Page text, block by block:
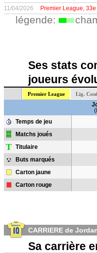
11/04/2026
Premier League, 33e
légende:
Ses stats
joueurs
Premier League Lig.
Temps de jeu
Matchs joués
T Titulaire
Buts marqués
Carton jaune
Carton rouge
CARRIERE de
Sa carrière